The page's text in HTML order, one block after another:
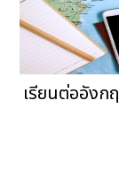
เรียนต่ออังก